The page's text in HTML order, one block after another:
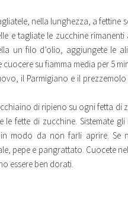
nella lunghezza, a fettine
e tagliate le zucchine rimanenti
un filo d’olio, aggiungete le
su fiamma media per 5
il Parmigiano e il
di ripieno su ogni fetta di
fette di zucchine. Sistemate
modo da non farli aprire. Se
pepe e pangrattato. Cuocete
essere ben dorati.